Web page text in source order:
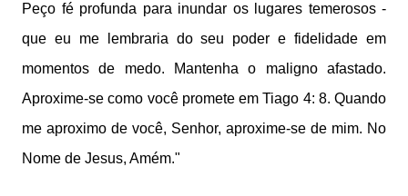
Peço fé profunda para inundar os lugares temerosos -
que eu me lembraria do seu poder e fidelidade em
momentos de medo. Mantenha o maligno afastado.
Aproxime-se como você promete em Tiago 4: 8. Quando
me aproximo de você, Senhor, aproxime-se de mim. No
Nome de Jesus, Amém."